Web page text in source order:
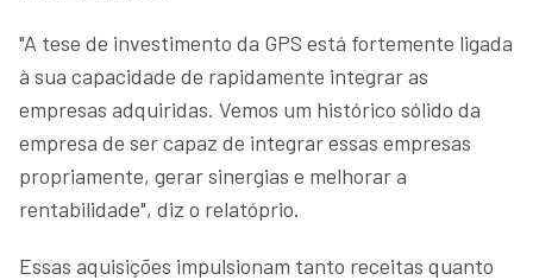
"A tese de investimento da GPS está fortemente ligada
à sua capacidade de rapidamente integrar as
empresas adquiridas. Vemos um histórico sólido da
empresa de ser capaz de integrar essas empresas
propriamente, gerar sinergias e melhorar a
rentabilidade", diz o relatóprio.
Essas aquisições impulsionam tanto receitas quanto